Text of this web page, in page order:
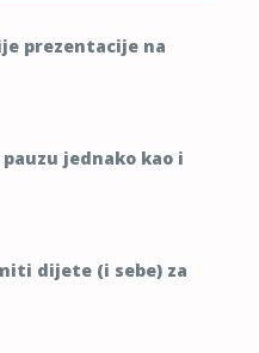
prezentacije na
jednako kao i
dijete (i sebe) za